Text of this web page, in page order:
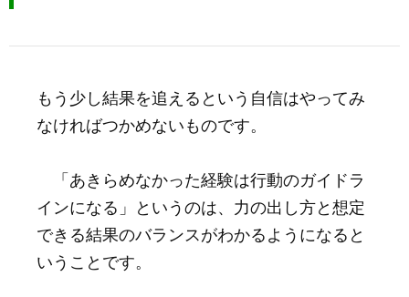
もう少し結果を追えるという自信はやってみ
なければつかめないものです。
「あきらめなかった経験は行動のガイドラ
インになる」というのは、力の出し方と想定
できる結果のバランスがわかるようになると
いうことです。